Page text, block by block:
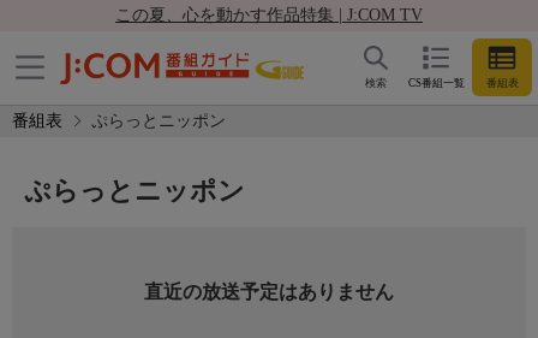
この夏、心を動かす作品特集 | J:COM TV
CS番組一覧 番組表
検索
番組表 ぷらっとニッポン
ぷらっとニッポン
直近の放送予定はありません